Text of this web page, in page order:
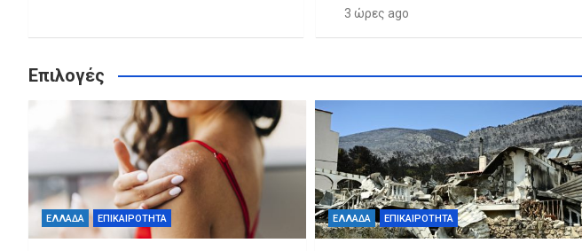
3 ώρες ago
Επιλογές
ΕΛΛΑΔΑ ΕΠΙΚΑΙΡΟΤΗΤΑ ΕΛΛΑΔΑ ΕΠΙΚΑΙΡΟΤΗΤΑ